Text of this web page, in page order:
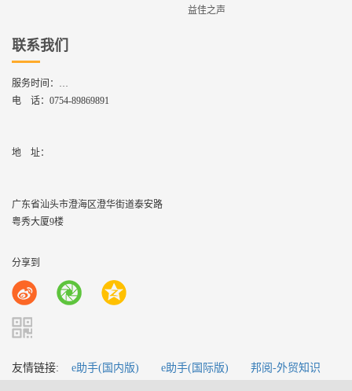
益佳之声
联系我们
服务时间：
周一到周六,8：30 - 17：30
电 话： 0754-89869891
地    址：
广东省汕头市澄海区澄华街道泰安路
粤秀大厦9楼
分享到
友情链接: e助手(国内版) e助手(国际版) 邦阅-外贸知识